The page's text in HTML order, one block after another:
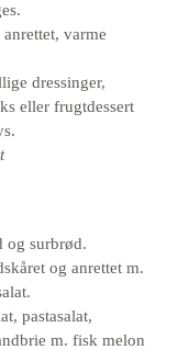
varme
dressinger,
eller frugtdessert
og surbrød.
og anrettet m.
pastasalat,
m. fisk melon